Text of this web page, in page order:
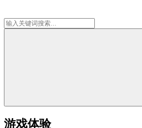
游戏体验